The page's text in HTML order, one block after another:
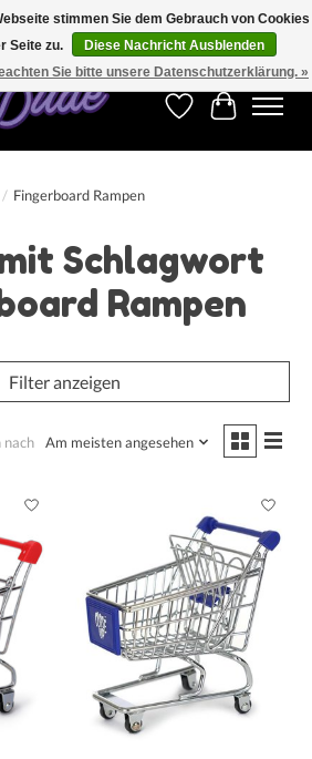
ab 250 €. Weltweite Lieferung!
Wunschzettel
Ihr
/ Fingerboard Rampen
Schlagwort
Rampen
Filter anzeigen
nach Am meisten angesehen
stimmen Sie dem Gebrauch von Cookies
Seite zu.
Diese Nachricht Ausblenden
Sie bitte unsere Datenschutzerklärung. »